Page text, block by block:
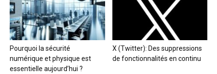
Pourquoi la sécurité
numérique et physique est
essentielle aujourd’hui ?
X (Twitter): Des suppressions
de fonctionnalités en continu